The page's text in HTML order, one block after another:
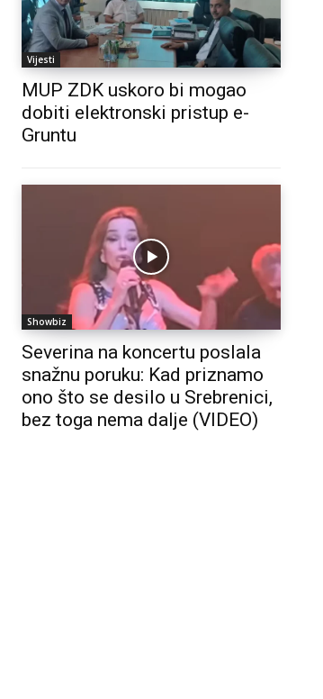
Vijesti
MUP ZDK uskoro bi mogao
dobiti elektronski pristup e-
Gruntu
Showbiz
Severina na koncertu poslala
snažnu poruku: Kad priznamo
ono što se desilo u Srebrenici,
bez toga nema dalje (VIDEO)